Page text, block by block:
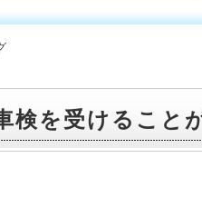
検を受けること